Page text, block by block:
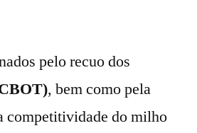
pelo recuo dos
, bem como pela
competitividade do milho